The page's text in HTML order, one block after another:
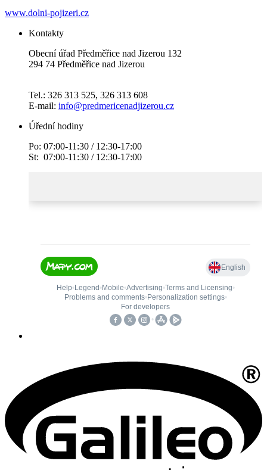
www.dolni-pojizeri.cz
Kontakty
Obecní úřad Předměřice nad Jizerou 132
294 74 Předměřice nad Jizerou
Tel.: 326 313 525, 326 313 608
E-mail: info@predmericenadjizerou.cz
Úřední hodiny
Po: 07:00-11:30 / 12:30-17:00
St: 07:00-11:30 / 12:30-17:00